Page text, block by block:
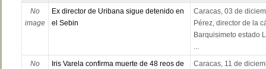
No
image
Ex director de Uribana sigue detenido en
el Sebin
Caracas, 03 de
Pérez, director de la
Barquisimeto estado
...
No
Iris Varela confirma muerte de 48 reos de
Caracas, 11 de